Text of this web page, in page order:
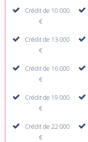
Crédit de 10 000
€
Crédit de 13 000
€
Crédit de 16 000
€
Crédit de 19 000
€
Crédit de 22 000
€